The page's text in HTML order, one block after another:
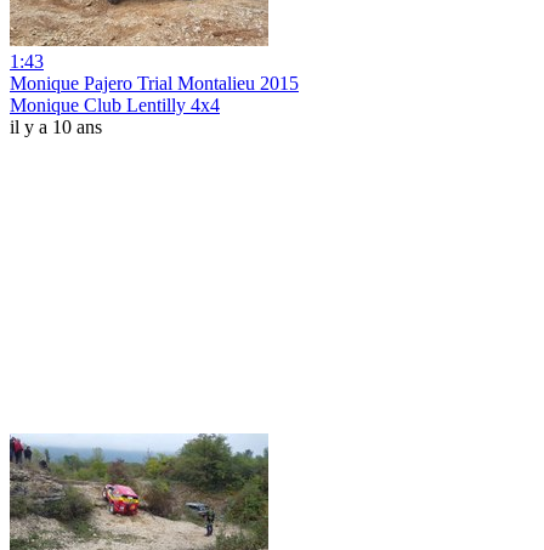
1:43
Monique Pajero Trial Montalieu 2015
Monique Club Lentilly 4x4
il y a 10 ans